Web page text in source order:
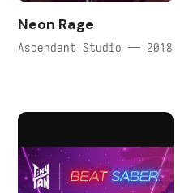
Neon Rage
Ascendant Studio — 2018